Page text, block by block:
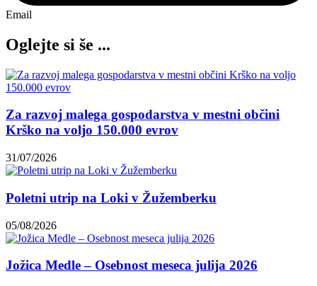
Email
Oglejte si še ...
Za razvoj malega gospodarstva v mestni občini
Krško na voljo 150.000 evrov
31/07/2026
Poletni utrip na Loki v Žužemberku
05/08/2026
Jožica Medle – Osebnost meseca julija 2026